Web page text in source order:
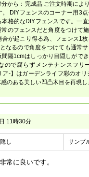
から：完成品 ご注文時期によ
。 DIYフェンスのコーナー用3
本格的なDIYフェンスです。一
のフェンスだと角度をつけて
が起こり得る為、フェンス1枚
なるので角度をつけても通常
隔1cmはしっかり目隠しがで
ので腐らずメンテナンスフリ
ア-】はガーデンライフ彩のオ
のある美しい凹凸木目を再現し
11時30分
し サンプ
常に良いです。